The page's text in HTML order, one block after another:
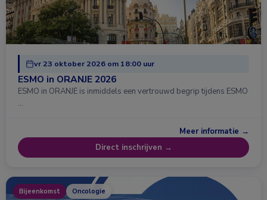
vr 23 oktober 2026 om 18:00 uur
ESMO in ORANJE 2026
ESMO in ORANJE is inmiddels een vertrouwd begrip tijdens ESMO
…
Meer informatie →
Direct inschrijven →
Bijeenkomst Oncologie